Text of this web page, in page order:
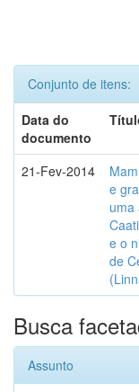
Conjunto de itens:
Data do
documento
21-Fev-2014
e
uma
e o
de
Busca
Assunto